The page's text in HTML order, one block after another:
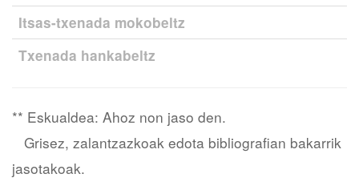
Itsas-txenada mokobeltz
Txenada hankabeltz
** Eskualdea: Ahoz non jaso den.
Grisez, zalantzazkoak edota bibliografian bakarrik
jasotakoak.